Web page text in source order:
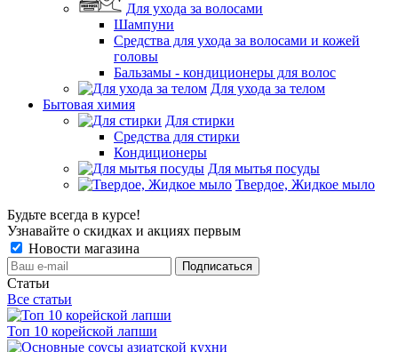
Для ухода за волосами
Шампуни
Средства для ухода за волосами и кожей
головы
Бальзамы - кондиционеры для волос
Для ухода за телом
Бытовая химия
Для стирки
Средства для стирки
Кондиционеры
Для мытья посуды
Твердое, Жидкое мыло
Будьте всегда в курсе!
Узнавайте о скидках и акциях первым
Новости магазина
Статьи
Все статьи
Топ 10 корейской лапши